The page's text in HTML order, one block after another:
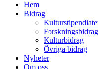
Hem
Bidrag
Forskningsbidrag
Kulturbidrag
Övriga bidrag
Nyheter
Om oss